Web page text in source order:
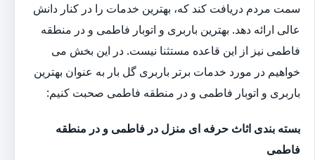
سمت مردم دریافت کند که، بهترین خدمات را در کنار دانش
عالی ارائه دهد. بهترین باربری و اتوبار فاطمی و در منطقه
فاطمی نیز از این قاعده مستثنا نیست. در این بخش می
خواهیم در مورد خدمات برتر باربری گل بار به عنوان بهترین
باربری و اتوبار فاطمی و در منطقه فاطمی صحبت کنیم:
بسته بندی اثاث حرفه ای منزل در فاطمی و در منطقه
فاطمی